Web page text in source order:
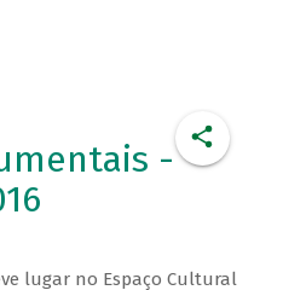
-
lugar no Espaço Cultural